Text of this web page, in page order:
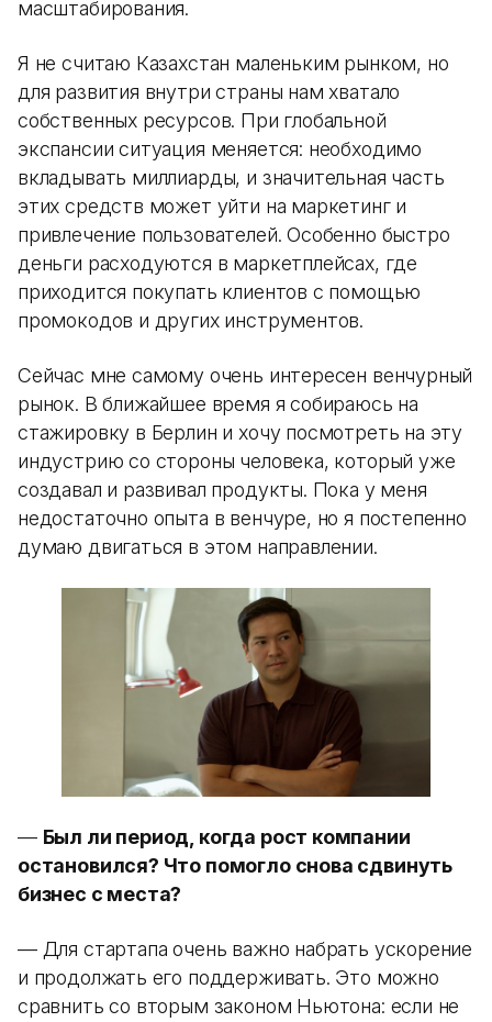
масштабирования.
Я не считаю Казахстан маленьким рынком, но
для развития внутри страны нам хватало
собственных ресурсов. При глобальной
экспансии ситуация меняется: необходимо
вкладывать миллиарды, и значительная часть
этих средств может уйти на маркетинг и
привлечение пользователей. Особенно быстро
деньги расходуются в маркетплейсах, где
приходится покупать клиентов с помощью
промокодов и других инструментов.
Сейчас мне самому очень интересен венчурный
рынок. В ближайшее время я собираюсь на
стажировку в Берлин и хочу посмотреть на эту
индустрию со стороны человека, который уже
создавал и развивал продукты. Пока у меня
недостаточно опыта в венчуре, но я постепенно
думаю двигаться в этом направлении.
— Был ли период, когда рост компании
остановился? Что помогло снова сдвинуть
бизнес с места?
— Для стартапа очень важно набрать ускорение
и продолжать его поддерживать. Это можно
сравнить со вторым законом Ньютона: если не